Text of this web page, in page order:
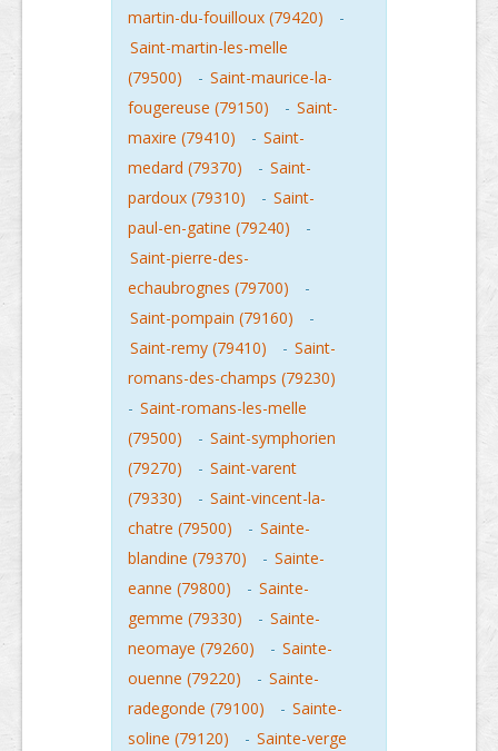
martin-du-fouilloux (79420)
-
Saint-martin-les-melle
(79500)
- Saint-maurice-la-
fougereuse (79150)
- Saint-
maxire (79410)
- Saint-
medard (79370)
- Saint-
pardoux (79310)
- Saint-
paul-en-gatine (79240)
-
Saint-pierre-des-
echaubrognes (79700)
-
Saint-pompain (79160)
-
Saint-remy (79410)
- Saint-
romans-des-champs (79230)
- Saint-romans-les-melle
(79500)
- Saint-symphorien
(79270)
- Saint-varent
(79330)
- Saint-vincent-la-
chatre (79500)
- Sainte-
blandine (79370)
- Sainte-
eanne (79800)
- Sainte-
gemme (79330)
- Sainte-
neomaye (79260)
- Sainte-
ouenne (79220)
- Sainte-
radegonde (79100)
- Sainte-
soline (79120)
- Sainte-verge